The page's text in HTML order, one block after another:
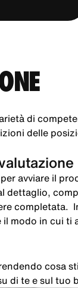
di
delle
avviare il
completata.
modo in cui ti
cosa
di te e sul tuo